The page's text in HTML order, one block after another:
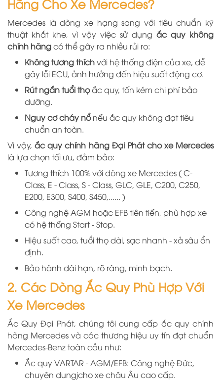
Hãng Cho Xe Mercedes?
Mercedes là dòng xe hạng sang với tiêu chuẩn kỹ
thuật khắt khe, vì vậy việc sử dụng ắc quy không
chính hãngcó thể gây ra nhiều rủi ro:
Không tương thíchvới hệ thống điện của xe, dễ
gây lỗi ECU, ảnh hưởng đến hiệu suất động cơ.
Rút ngắn tuổi thọắc quy, tốn kém chi phí bảo
dưỡng.
Nguy cơ cháy nổnếu ắc quy không đạt tiêu
chuẩn an toàn.
Vì vậy,ắc quy chính hãng Đại Phát cho xe Mercedes
là lựa chọn tối ưu, đảm bảo:
Tương thích 100% với dòng xe Mercedes ( C-
Class, E - Class, S - Class, GLC, GLE, C200, C250,
E200, E300, S400, S450,...... )
Công nghệ AGM hoặc EFB tiên tiến, phù hợp xe
có hệ thống Start - Stop.
Hiệu suất cao, tuổi thọ dài, sạc nhanh - xả sâu ổn
định.
Bảo hành dài hạn, rõ ràng, minh bạch.
2. Các Dòng Ắc Quy Phù Hợp Với
Xe Mercedes
Ắc Quy Đại Phát, chúng tôi cung cấp ắc quy chính
hãng Mercedes và các thương hiệu uy tín đạt chuẩn
Mercedes-Benz toàn cầu như:
Ắc quy VARTAR - AGM/EFB: Công nghệ Đức,
chuyên dungjcho xe châu Âu cao cấp.